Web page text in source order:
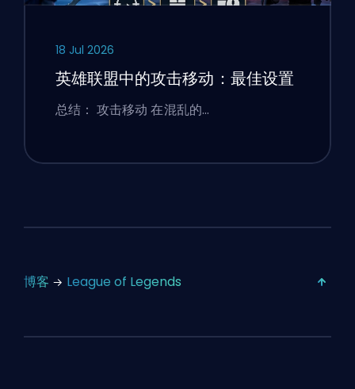
18 Jul 2026
英雄联盟中的攻击移动：最佳设置
总结： 攻击移动 在混乱的…
博客 League of Legends